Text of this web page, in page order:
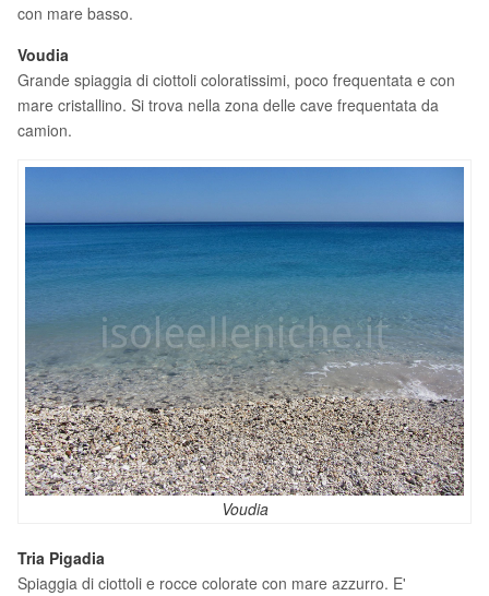
con mare basso.
Voudia
Grande spiaggia di ciottoli coloratissimi, poco frequentata e con
mare cristallino. Si trova nella zona delle cave frequentata da
camion.
Voudia
Tria Pigadia
Spiaggia di ciottoli e rocce colorate con mare azzurro. E'